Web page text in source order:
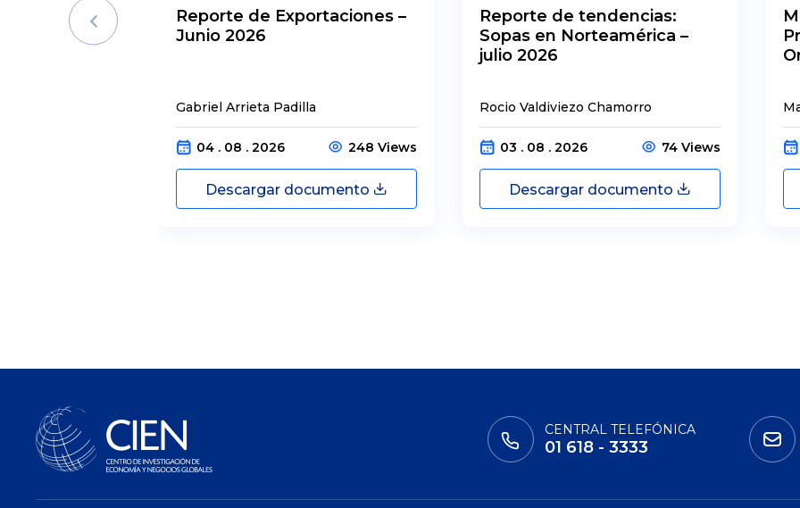
Reporte de Exportaciones –
Junio 2026
Gabriel Arrieta Padilla
04 . 08 . 2026 248 Views
Descargar documento
Reporte de tendencias:
Sopas en Norteamérica –
julio 2026
Rocio Valdiviezo Chamorro
03 . 08 . 2026 74 Views
Descargar documento
CENTRAL TELEFÓNICA
01 618 - 3333